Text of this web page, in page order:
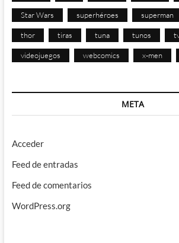
Star Wars superhéroes superman
thor tiras tuna tunos
videojuegos webcomics x-men
META
Acceder
Feed de entradas
Feed de comentarios
WordPress.org